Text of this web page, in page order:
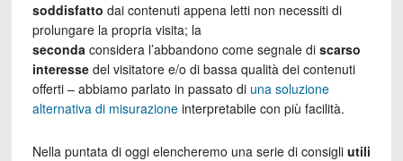
soddisfatto dai contenuti appena letti non necessiti di
prolungare la propria visita; la
secondaconsidera l’abbandono come segnale di scarso
interessedel visitatore e/o di bassa qualità dei contenuti
offerti – abbiamo parlato in passato di una soluzione
alternativa di misurazioneinterpretabile con più facilità.
Nella puntata di oggi elencheremo una serie di consigli utili